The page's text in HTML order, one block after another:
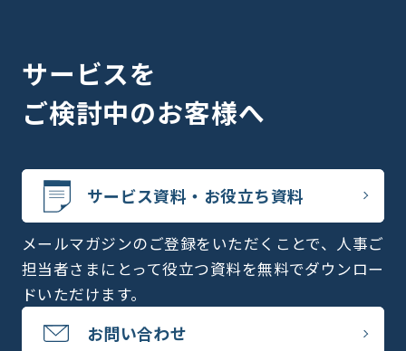
サービスを
ご検討中のお客様へ
サービス資料・お役立ち資料
メールマガジンのご登録をいただくことで、人事ご
担当者さまにとって役立つ資料を無料でダウンロー
ドいただけます。
お問い合わせ